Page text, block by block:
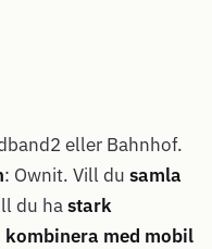
eller Bahnhof.
: Ownit. Vill du samla
du hastark
kombinera med mobil